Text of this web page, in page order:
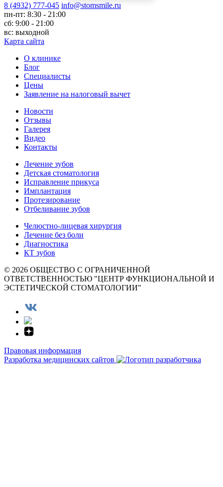
8 (4932) 777-045 info@stomsmile.ru
пн-пт: 8:30 - 21:00
сб: 9:00 - 21:00
вс: выходной
Карта сайта
О клинике
Блог
Специалисты
Цены
Заявление на налоговый вычет
Новости
Отзывы
Галерея
Видео
Контакты
Лечение зубов
Детская стоматология
Исправление прикуса
Имплантация
Протезирование
Отбеливание зубов
Челюстно-лицевая хирургия
Лечение без боли
Диагностика
КТ зубов
© 2026 ОБЩЕСТВО С ОГРАНИЧЕННОЙ
ОТВЕТСТВЕННОСТЬЮ "ЦЕНТР ФУНКЦИОНАЛЬНОЙ И
ЭСТЕТИЧЕСКОЙ СТОМАТОЛОГИИ"
Правовая информация
Разработка медицинских сайтов